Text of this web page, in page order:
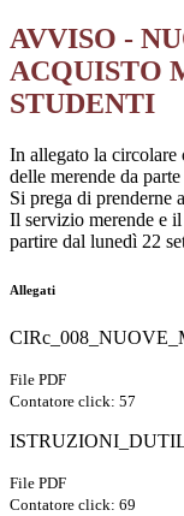
AVVISO -
ACQUISTO
STUDENTI
In allegato la circolare
delle merende da
Si prega di prenderne
Il servizio merende e
partire dal lunedì 22
Allegati
File PDF
Contatore click: 57
File PDF
Contatore click: 69